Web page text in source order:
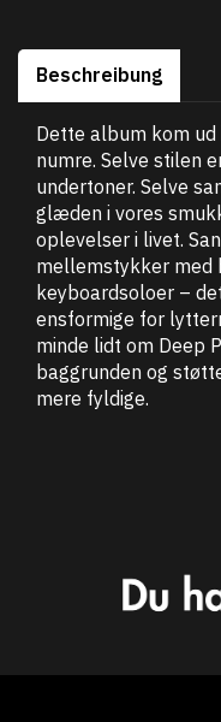
Beschreibung
Dette album kom
numre. Selve stilen
undertoner. Selve
glæden i vores
oplevelser i livet.
mellemstykker med
keyboardsoloer –
ensformige for
minde lidt om Deep
baggrunden og
mere fyldige.